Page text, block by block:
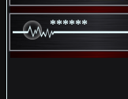
******